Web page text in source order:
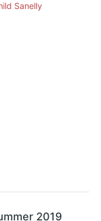
Sanelly
2019